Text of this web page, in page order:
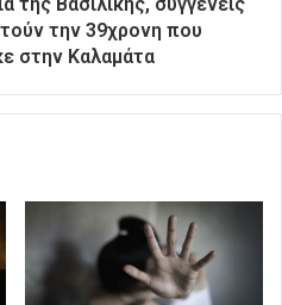
της Βασιλικής, συγγενείς
την 39χρονη που
στην Καλαμάτα